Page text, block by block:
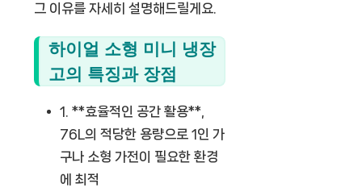
그 이유를 자세히 설명해드릴게요.
하이얼 소형 미니 냉장
고의 특징과 장점
1. **효율적인 공간 활용**,
76L의 적당한 용량으로 1인 가
구나 소형 가전이 필요한 환경
에 최적